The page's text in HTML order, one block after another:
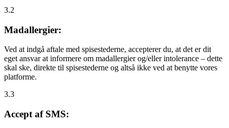
3.2
Madallergier:
Ved at indgå aftale med spisestederne, accepterer du, at det er dit
eget ansvar at informere om madallergier og/eller intolerance – dette
skal ske, direkte til spisestederne og altså ikke ved at benytte vores
platforme.
3.3
Accept af SMS: